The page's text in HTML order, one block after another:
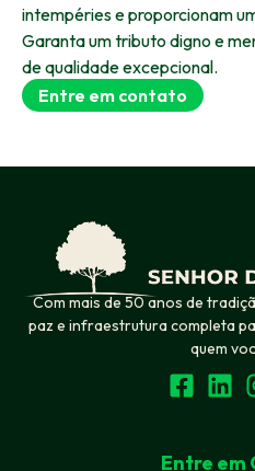
intempéries e proporcionam
Garanta um tributo digno e
de qualidade excepcional.
Entre em contato
Com mais de 50 anos de
paz e infraestrutura completa
quem
Entre em